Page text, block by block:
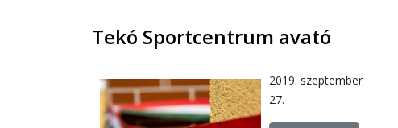
Tekó Sportcentrum avató
2019. szeptember
27.